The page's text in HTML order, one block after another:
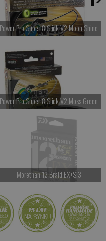
Power Pro Super 8 Slick V2 Moon Shine
Kup teraz >
Power Pro Super 8 Slick V2 Moss Green
od 127.00 PLN
Kup teraz >
Morethan 12 Braid EX+Si3
Kup teraz >